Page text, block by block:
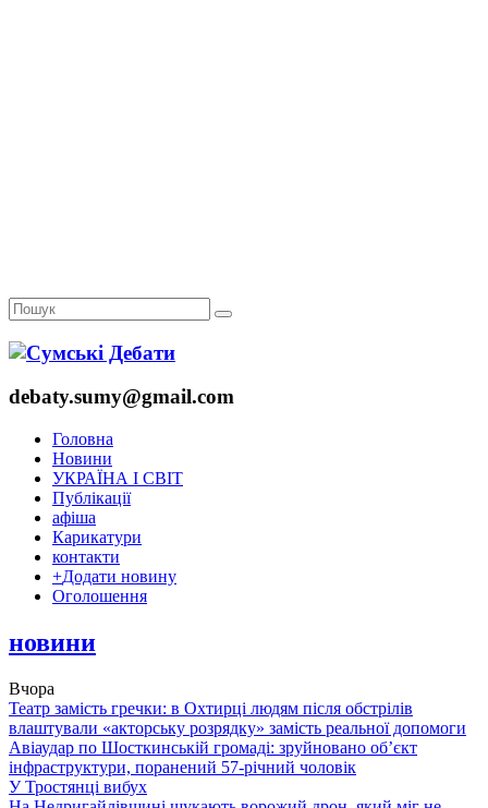
debaty.sumy@gmail.com
Головна
Новини
УКРАЇНА І СВІТ
Публікації
афіша
Карикатури
контакти
+Додати новину
Оголошення
новини
Вчора
Театр замість гречки: в Охтирці людям після обстрілів
влаштували «акторську розрядку» замість реальної допомоги
Авіаудар по Шосткинській громаді: зруйновано об’єкт
інфраструктури, поранений 57-річний чоловік
У Тростянці вибух